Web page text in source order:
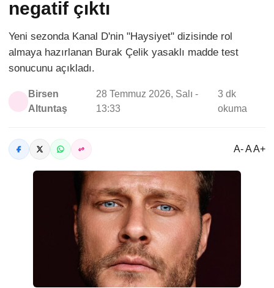
negatif çıktı
Yeni sezonda Kanal D'nin "Haysiyet" dizisinde rol
almaya hazırlanan Burak Çelik yasaklı madde test
sonucunu açıkladı.
Birsen
Altuntaş
28 Temmuz 2026, Salı -
13:33
3 dk
okuma
A- A A+